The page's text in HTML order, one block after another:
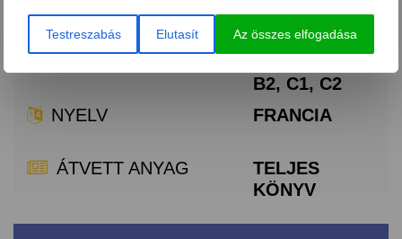
18:00
B2, C1, C2
NYELV
FRANCIA
ÁTVETT ANYAG
TELJES
KÖNYV
Testreszabás Elutasít Az összes elfogadása